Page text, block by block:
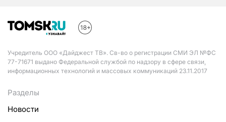
Учредитель ООО «Дайджест ТВ». Св-во о регистрации СМИ ЭЛ №ФС
77-71671 выдано Федеральной службой по надзору в сфере связи,
информационных технологий и массовых коммуникаций 23.11.2017
Разделы
Новости